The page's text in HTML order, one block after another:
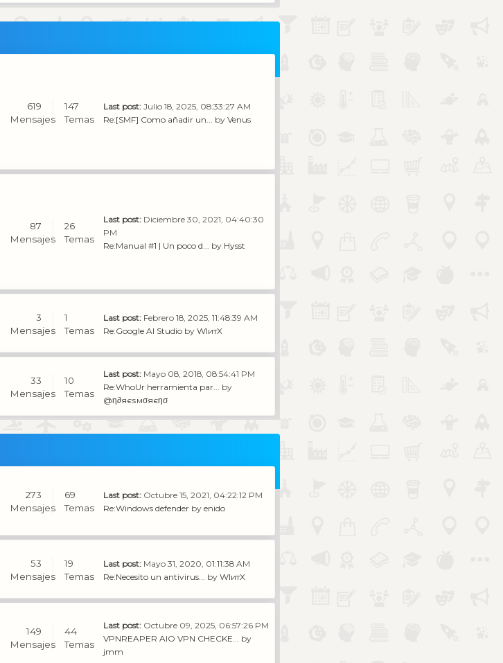
619
Mensajes
147
Temas
Last post:Julio 18, 2025, 08:33:27 AM
Re:[SMF] Como añadir un...
byVenus
87
Mensajes
26
Temas
Last post: Diciembre 30, 2021, 04:40:30
PM
Re:Manual #1 | Un poco d... by Hysst
3
Mensajes
1
Temas
Last post: Febrero 18, 2025, 11:48:39 AM
Re:Google AI Studio byWIитX
33
Mensajes
10
Temas
Last post: Mayo 08, 2018, 08:54:41 PM
Re:WhoUr herramienta par... by
@η∂яєѕмσяєησ
273
Mensajes
69
Temas
Last post: Octubre 15, 2021, 04:22:12 PM
Re:Windows defender byenido
53
Mensajes
19
Temas
Last post: Mayo 31, 2020, 01:11:38 AM
Re:Necesito un antivirus...
byWIитX
149
Mensajes
44
Temas
Last post: Octubre 09, 2025, 06:57:26 PM
VPNREAPER AIO VPN CHECKE...
by
jmm